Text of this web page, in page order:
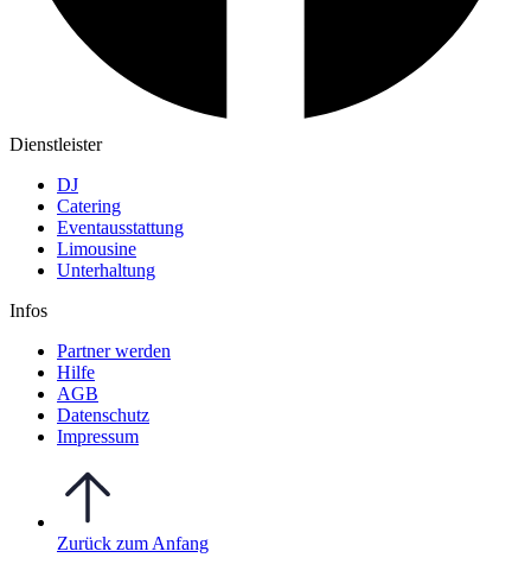
Dienstleister
DJ
Catering
Eventausstattung
Limousine
Unterhaltung
Infos
Partner werden
Hilfe
AGB
Datenschutz
Impressum
Zurück zum Anfang